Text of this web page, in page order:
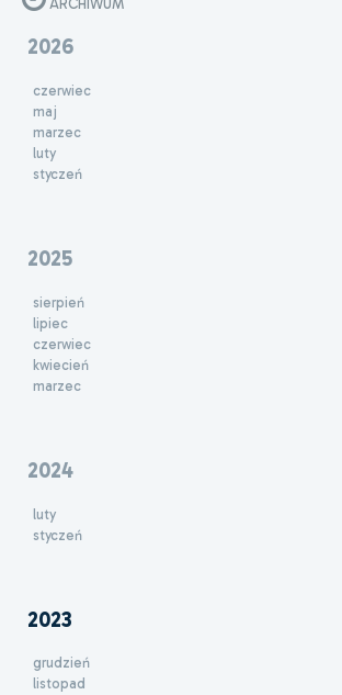
ARCHIWUM
2026
czerwiec
maj
marzec
luty
styczeń
2025
sierpień
lipiec
czerwiec
kwiecień
marzec
2024
luty
styczeń
2023
grudzień
listopad